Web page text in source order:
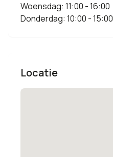
Woensdag: 11:00 - 16:00
Donderdag: 10:00 - 15:00
Locatie